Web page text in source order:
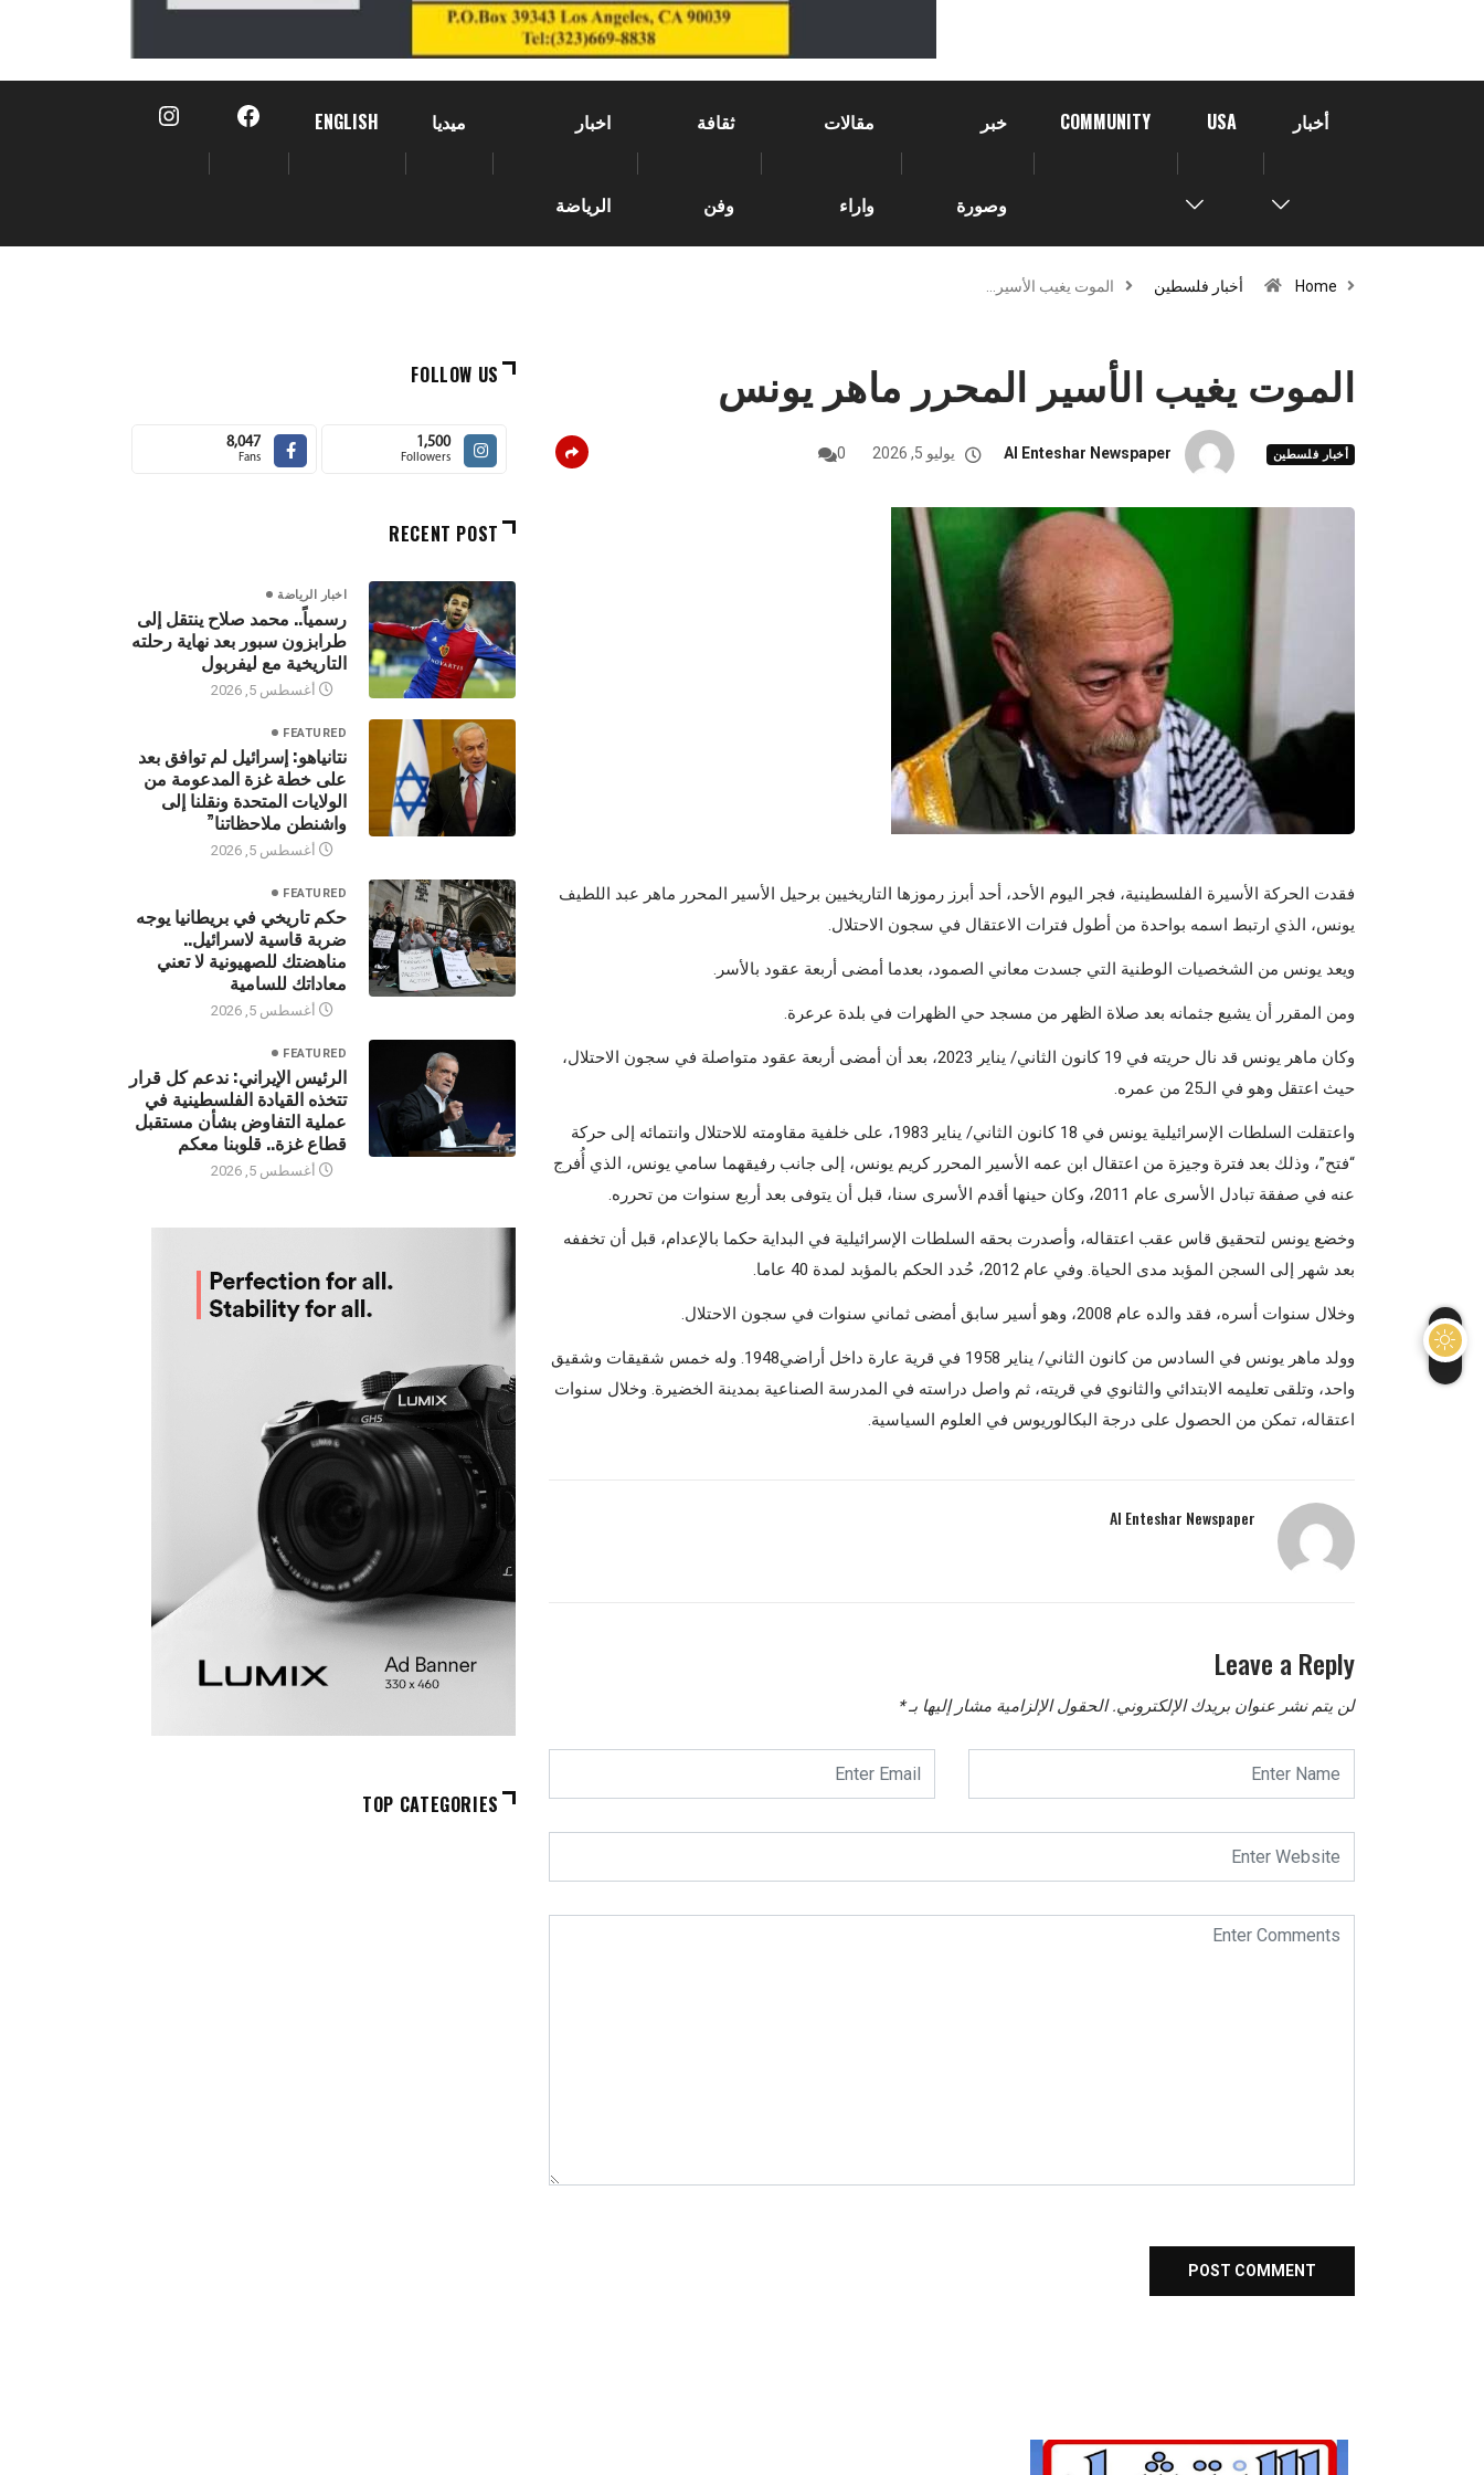
أخبار USA
COMMUNITY خبر
وصورة
مقالات
واراء
ثقافة
وفن
اخبار
الرياضة
ميديا ENGLISH
Home أخبار فلسطين الموت يغيب الأسير…
الموت يغيب الأسير المحرر ماهر يونس
أخبار فلسطين Al Enteshar Newspaper يوليو 5, 2026 0
فقدت الحركة الأسيرة الفلسطينية، فجر اليوم الأحد، أحد أبرز رموزها التاريخيين برحيل الأسير المحرر ماهر عبد اللطيف
يونس، الذي ارتبط اسمه بواحدة من أطول فترات الاعتقال في سجون الاحتلال.
ويعد يونس من الشخصيات الوطنية التي جسدت معاني الصمود، بعدما أمضى أربعة عقود بالأسر.
ومن المقرر أن يشيع جثمانه بعد صلاة الظهر من مسجد حي الظهرات في بلدة عرعرة.
وكان ماهر يونس قد نال حريته في 19 كانون الثاني/ يناير 2023، بعد أن أمضى أربعة عقود متواصلة في سجون الاحتلال،
حيث اعتقل وهو في الـ25 من عمره.
واعتقلت السلطات الإسرائيلية يونس في 18 كانون الثاني/ يناير 1983، على خلفية مقاومته للاحتلال وانتمائه إلى حركة
“فتح”، وذلك بعد فترة وجيزة من اعتقال ابن عمه الأسير المحرر كريم يونس، إلى جانب رفيقهما سامي يونس، الذي أُفرج
عنه في صفقة تبادل الأسرى عام 2011، وكان حينها أقدم الأسرى سنا، قبل أن يتوفى بعد أربع سنوات من تحرره.
وخضع يونس لتحقيق قاس عقب اعتقاله، وأصدرت بحقه السلطات الإسرائيلية في البداية حكما بالإعدام، قبل أن تخففه
بعد شهر إلى السجن المؤبد مدى الحياة. وفي عام 2012، حُدد الحكم بالمؤبد لمدة 40 عاما.
وخلال سنوات أسره، فقد والده عام 2008، وهو أسير سابق أمضى ثماني سنوات في سجون الاحتلال.
وولد ماهر يونس في السادس من كانون الثاني/ يناير 1958 في قرية عارة داخل أراضي1948. وله خمس شقيقات وشقيق
واحد، وتلقى تعليمه الابتدائي والثانوي في قريته، ثم واصل دراسته في المدرسة الصناعية بمدينة الخضيرة. وخلال سنوات
اعتقاله، تمكن من الحصول على درجة البكالوريوس في العلوم السياسية.
Al Enteshar Newspaper
Leave a Reply
لن يتم نشر عنوان بريدك الإلكتروني. الحقول الإلزامية مشار إليها بـ*
FOLLOW US
8,047
Fans
1,500
Followers
RECENT POST
اخبار الرياضة
رسمياً.. محمد صلاح ينتقل إلى
طرابزون سبور بعد نهاية رحلته
التاريخية مع ليفربول
أغسطس 5, 2026
FEATURED
نتانياهو: إسرائيل لم توافق بعد
على خطة غزة المدعومة من
الولايات المتحدة ونقلنا إلى
واشنطن ملاحظاتنا”
أغسطس 5, 2026
FEATURED
حكم تاريخي في بريطانيا يوجه
ضربة قاسية لاسرائيل..
مناهضتك للصهيونية لا تعني
معاداتك للسامية
أغسطس 5, 2026
FEATURED
الرئيس الإيراني: ندعم كل قرار
تتخذه القيادة الفلسطينية في
عملية التفاوض بشأن مستقبل
قطاع غزة.. قلوبنا معكم
أغسطس 5, 2026
TOP CATEGORIES